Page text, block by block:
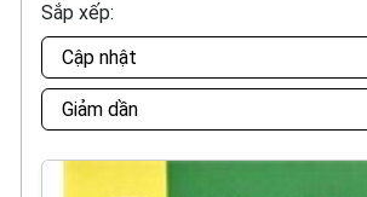
Sắp xếp: